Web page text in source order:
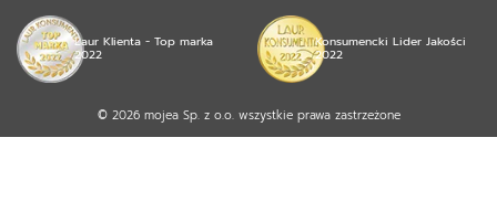
Laur Klienta - Top marka
2022
Konsumencki Lider Jakości
2022
© 2026 mojea Sp. z o.o. wszystkie prawa zastrzeżone